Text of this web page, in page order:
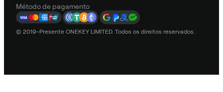
Método de pagamento
© 2019–Presente ONEKEY LIMITED. Todos os direitos reservados.